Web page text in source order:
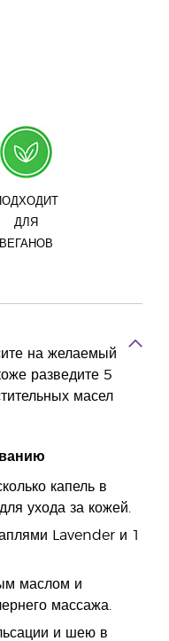
ПОДХОДИТ
ДЛЯ
ВЕГАНОВ
на желаемый
разведите 5
масел
капель в
ухода за кожей.
Lavender и 1
маслом и
массажа.
и шею в